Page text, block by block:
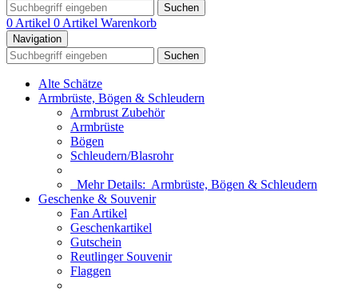
Suchen
0 Artikel 0 Artikel Warenkorb
Navigation
Suchen
Alte Schätze
Armbrüste, Bögen & Schleudern
Armbrust Zubehör
Armbrüste
Bögen
Schleudern/Blasrohr
Mehr Details: Armbrüste, Bögen & Schleudern
Geschenke & Souvenir
Fan Artikel
Geschenkartikel
Gutschein
Reutlinger Souvenir
Flaggen